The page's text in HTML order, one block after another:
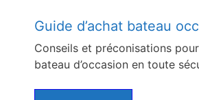
Guide d’achat bateau
Conseils et préconisations
bateau d’occasion en toute